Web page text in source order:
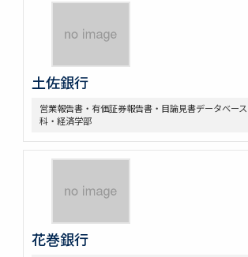
土佐銀行
営業報告書・有価証券報告書・目論見書データベー
科・経済学部
花巻銀行